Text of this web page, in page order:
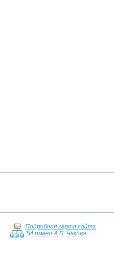
Подробная карта сайта
ТИ имени А.П. Чехова